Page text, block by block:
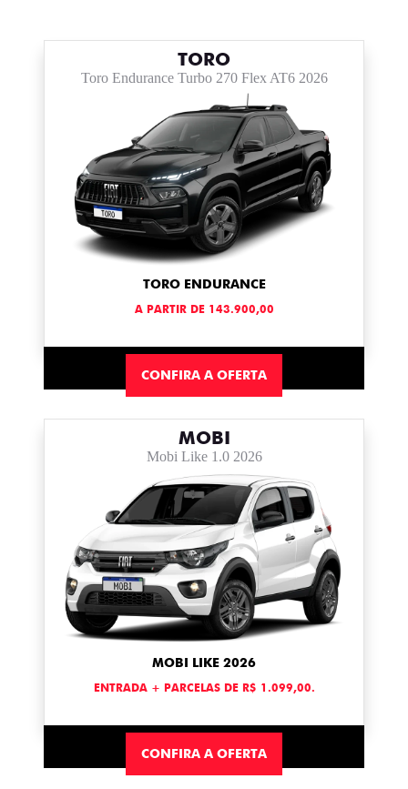
TORO
Toro Endurance Turbo 270 Flex AT6 2026
TORO ENDURANCE
A PARTIR DE 143.900,00
CONFIRA A OFERTA
MOBI
Mobi Like 1.0 2026
MOBI LIKE 2026
ENTRADA + PARCELAS DE R$ 1.099,00.
CONFIRA A OFERTA